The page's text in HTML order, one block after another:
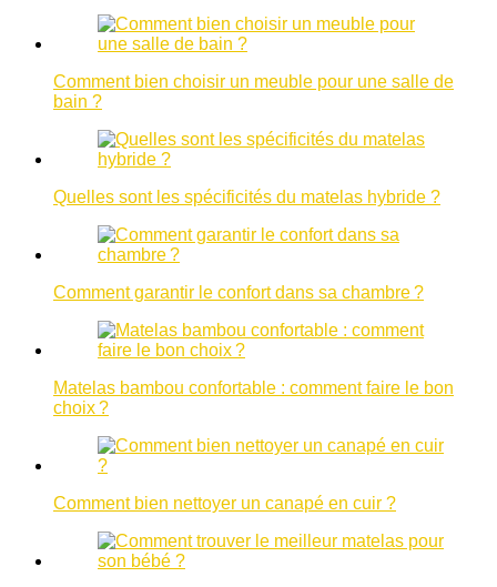
Comment bien choisir un meuble pour une salle de
bain ?
Quelles sont les spécificités du matelas hybride ?
Comment garantir le confort dans sa chambre ?
Matelas bambou confortable : comment faire le bon
choix ?
Comment bien nettoyer un canapé en cuir ?